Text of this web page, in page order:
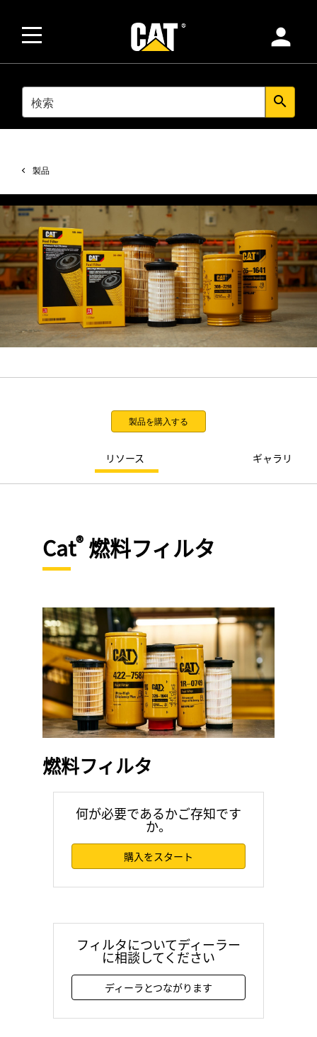
person
SEARCH search
製品
製品を購入する
リソース ギャラリ
Cat® 燃料フィルタ
燃料フィルタ
何が必要であるかご存知です
か。
購入をスタート
フィルタについてディーラー
に相談してください
ディーラとつながります